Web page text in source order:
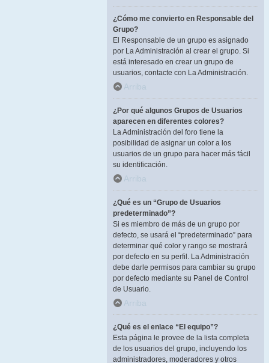
¿Cómo me convierto en Responsable del
Grupo?
El Responsable de un grupo es asignado
por La Administración al crear el grupo. Si
está interesado en crear un grupo de
usuarios, contacte con La Administración.
Arriba
¿Por qué algunos Grupos de Usuarios
aparecen en diferentes colores?
La Administración del foro tiene la
posibilidad de asignar un color a los
usuarios de un grupo para hacer más fácil
su identificación.
Arriba
¿Qué es un “Grupo de Usuarios
predeterminado”?
Si es miembro de más de un grupo por
defecto, se usará el “predeterminado” para
determinar qué color y rango se mostrará
por defecto en su perfil. La Administración
debe darle permisos para cambiar su grupo
por defecto mediante su Panel de Control
de Usuario.
Arriba
¿Qué es el enlace “El equipo”?
Esta página le provee de la lista completa
de los usuarios del grupo, incluyendo los
administradores, moderadores y otros